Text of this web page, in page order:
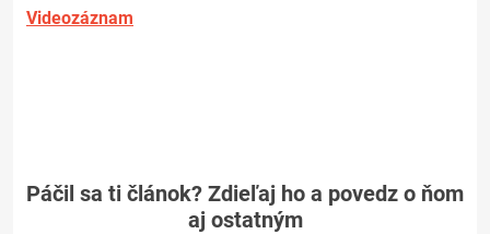
Videozáznam
Páčil sa ti článok? Zdieľaj ho a povedz o ňom
aj ostatným